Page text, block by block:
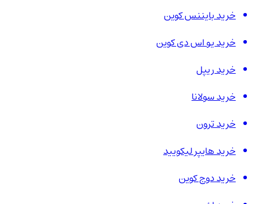
خرید بایننس کوین
خرید یو اس دی کوین
خرید ریپل
خرید سولانا
خرید ترون
خرید هایپر لیکویید
خرید دوج کوین